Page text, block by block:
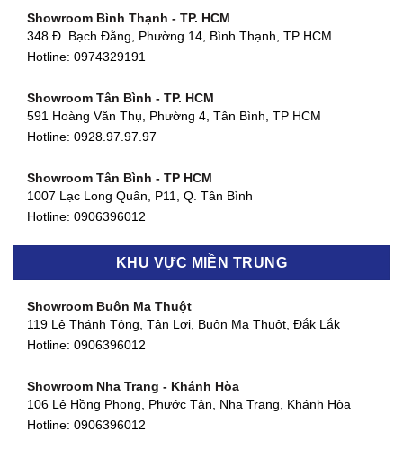
Showroom Bình Thạnh - TP. HCM
348 Đ. Bạch Đằng, Phường 14, Bình Thạnh, TP HCM
Hotline: 0974329191
Showroom Tân Bình - TP. HCM
591 Hoàng Văn Thụ, Phường 4, Tân Bình, TP HCM
Hotline: 0928.97.97.97
Showroom Tân Bình - TP HCM
1007 Lạc Long Quân, P11, Q. Tân Bình
Hotline: 0906396012
Showroom Biên Hòa - Đồng Nai
Showroom Thuận An - Bình Dương
Showroom Quận 11 - TP. HCM
KHU VỰC MIỀN TRUNG
Showroom Buôn Ma Thuột
119 Lê Thánh Tông, Tân Lợi, Buôn Ma Thuột, Đắk Lắk
Hotline: 0906396012
Showroom Nha Trang - Khánh Hòa
106 Lê Hồng Phong, Phước Tân, Nha Trang, Khánh Hòa
Hotline: 0906396012